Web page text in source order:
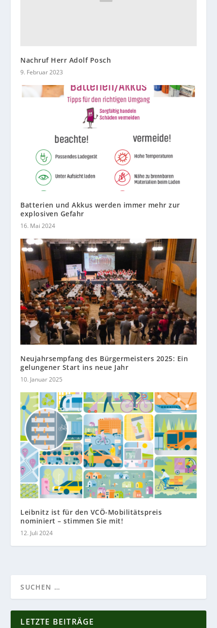
Nachruf Herr Adolf Posch
9. Februar 2023
Batterien und Akkus werden immer mehr zur
explosiven Gefahr
16. Mai 2024
Neujahrsempfang des Bürgermeisters 2025: Ein
gelungener Start ins neue Jahr
10. Januar 2025
Leibnitz ist für den VCÖ-Mobilitätspreis
nominiert – stimmen Sie mit!
12. Juli 2024
LETZTE BEITRÄGE